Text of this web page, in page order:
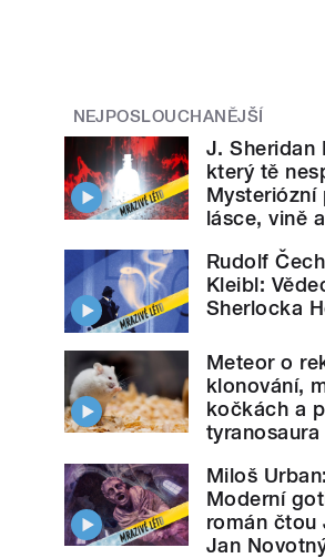
NEJPOSLOUCHANĚJŠÍ
J. Sheridan
který tě
Mysteriózní
lásce, vině
Rudolf
Kleibl:
Sherlocka
Meteor o
klonování,
kočkách a
tyranosaura
Miloš
Moderní
román čtou
Jan